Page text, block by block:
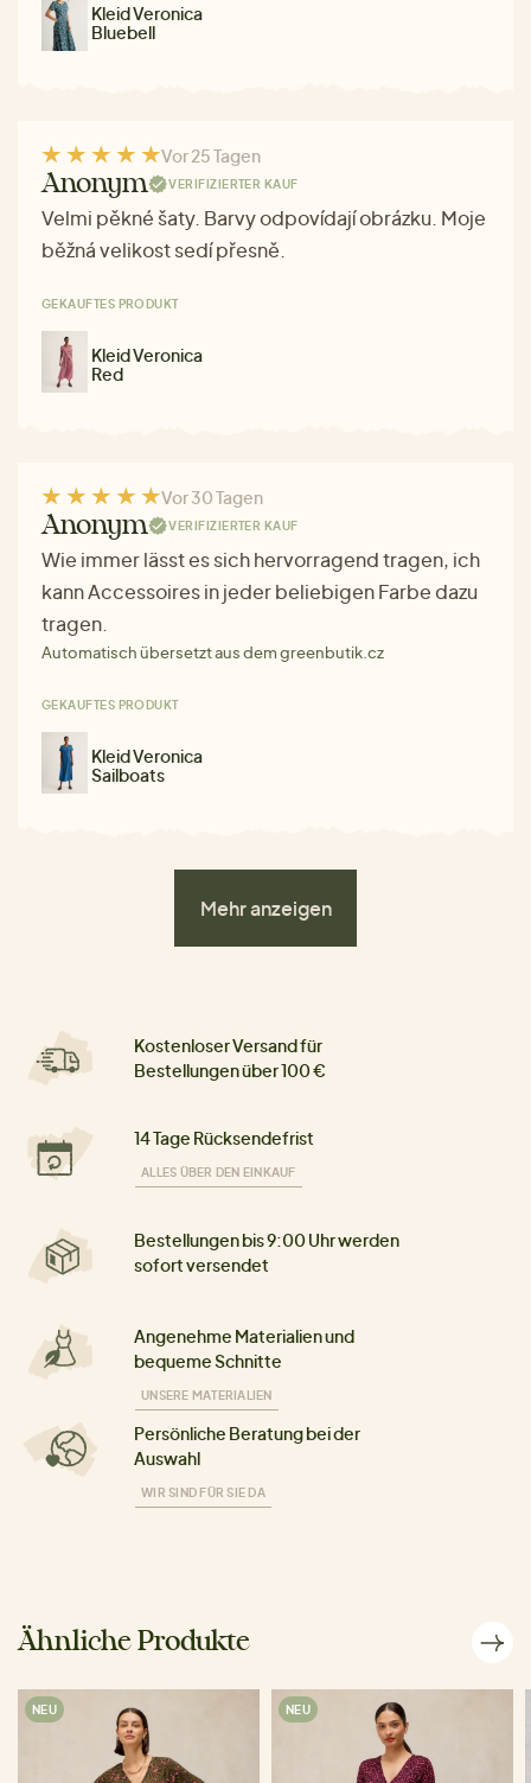
Kleid Veronica
Bluebell
Vor 25 Tagen
Anonym VERIFIZIERTER KAUF
Velmi pěkné šaty. Barvy odpovídají obrázku. Moje
běžná velikost sedí přesně.
GEKAUFTES PRODUKT
Kleid Veronica
Red
Vor 30 Tagen
Anonym VERIFIZIERTER KAUF
Wie immer lässt es sich hervorragend tragen, ich
kann Accessoires in jeder beliebigen Farbe dazu
tragen.
Automatisch übersetzt aus dem greenbutik.cz
GEKAUFTES PRODUKT
Kleid Veronica
Sailboats
Mehr anzeigen
Kostenloser Versand für
Bestellungen über 100 €
14 Tage Rücksendefrist
ALLES ÜBER DEN EINKAUF
Bestellungen bis 9:00 Uhr werden
sofort versendet
Angenehme Materialien und
bequeme Schnitte
UNSERE MATERIALIEN
Persönliche Beratung bei der
Auswahl
WIR SIND FÜR SIE DA
Ähnliche Produkte
NEU NEU